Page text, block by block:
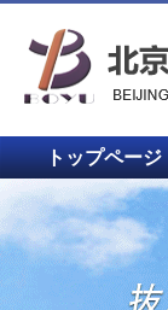
トップページ